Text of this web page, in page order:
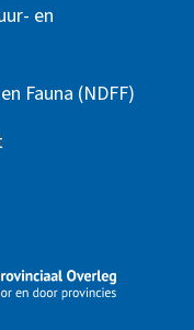
en
Fauna (NDFF)
Externe
link